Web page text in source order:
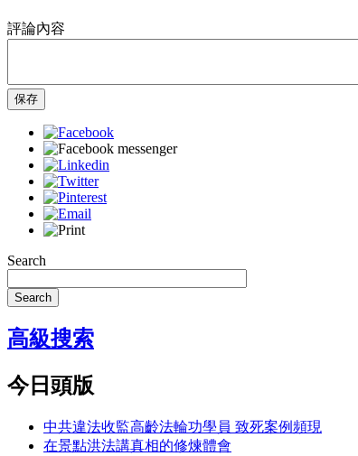
評論內容
保存
Search
Search
高級搜索
今日頭版
中共違法收監高齡法輪功學員 致死案例頻現
在景點洪法講真相的修煉體會